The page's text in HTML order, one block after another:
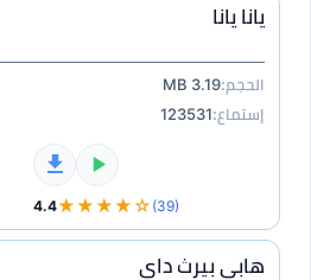
يانا يانا
الحجم:3.19 MB
إستماع:123531
4.4★★★★☆ (39)
هابي بيرث داي